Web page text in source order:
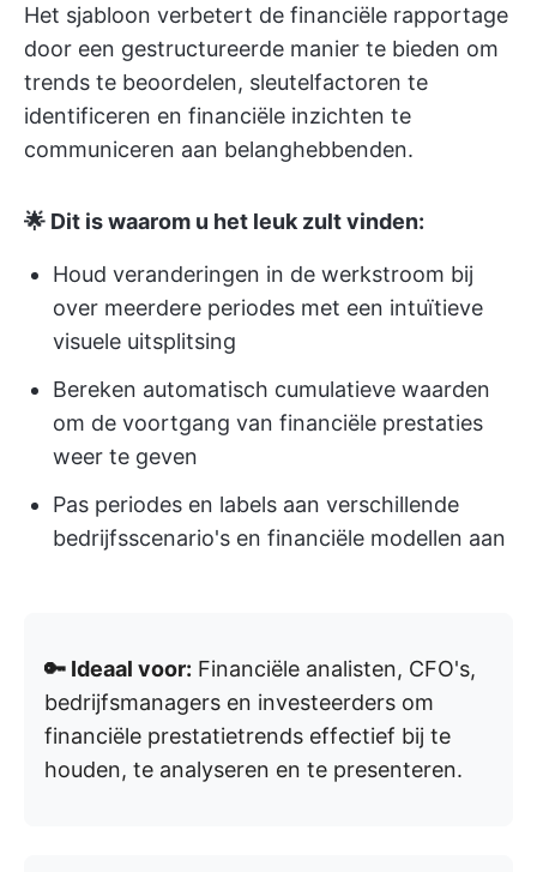
Het sjabloon verbetert de financiële rapportage
door een gestructureerde manier te bieden om
trends te beoordelen, sleutelfactoren te
identificeren en financiële inzichten te
communiceren aan belanghebbenden.
🌟 Dit is waarom u het leuk zult vinden:
Houd veranderingen in de werkstroom bij
over meerdere periodes met een intuïtieve
visuele uitsplitsing
Bereken automatisch cumulatieve waarden
om de voortgang van financiële prestaties
weer te geven
Pas periodes en labels aan verschillende
bedrijfsscenario's en financiële modellen aan
🔑 Ideaal voor: Financiële analisten, CFO's,
bedrijfsmanagers en investeerders om
financiële prestatietrends effectief bij te
houden, te analyseren en te presenteren.